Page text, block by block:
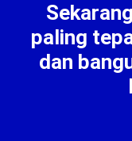
paling
dan